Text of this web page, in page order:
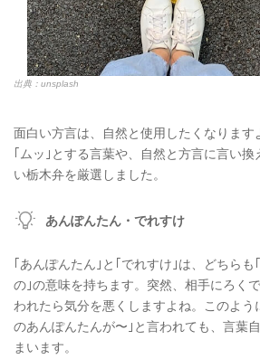
出典：unsplash
面白い方言は、自然と使用したくなります
｢ムッ｣とする言葉や、自然と方言に言い換
い栃木弁を厳選しました。
あんぽんたん・でれすけ
｢あんぽんたん｣と｢でれすけ｣は、どちらも
の｣の意味を持ちます。突然、相手にろく
われたら気分を悪くしますよね。このよう
のあんぽんたんが〜｣と言われても、言葉
まいます。